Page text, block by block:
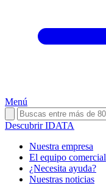
Menú
Descubrir IDATA
Nuestra empresa
El equipo comercial
¿Necesita ayuda?
Nuestras noticias